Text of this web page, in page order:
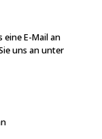
eine E-Mail an
uns an unter